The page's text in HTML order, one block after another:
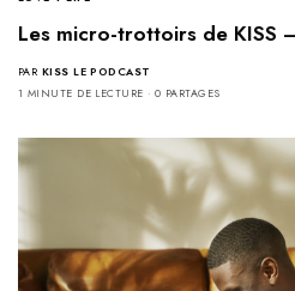
Les micro-trottoirs de KISS
PAR KISS LE PODCAST
1 MINUTE DE LECTURE
0 PARTAGES